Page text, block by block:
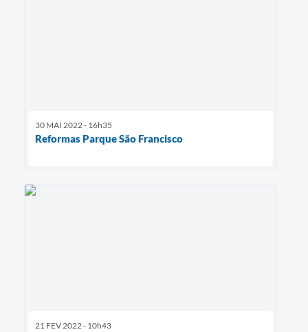
30 MAI 2022 - 16h35
Reformas Parque São Francisco
21 FEV 2022 - 10h43